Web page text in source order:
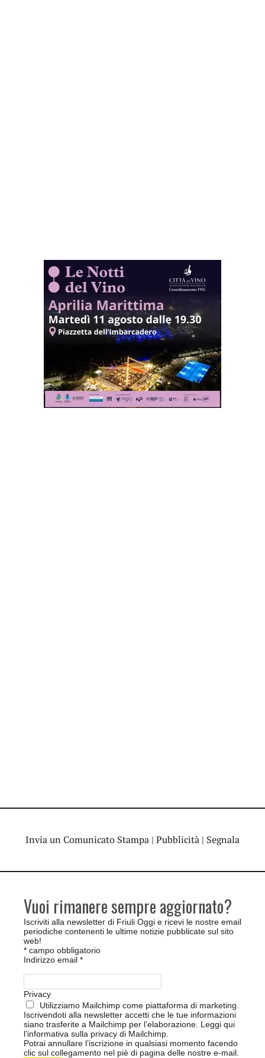
Invia un Comunicato Stampa | Pubblicità | Segnala
Vuoi rimanere sempre aggiornato?
Iscriviti alla newsletter di Friuli Oggi e ricevi le nostre email
periodiche contenenti le ultime notizie pubblicate sul sito
web!
* campo obbligatorio
Indirizzo email *
Privacy
Utilizziamo Mailchimp come piattaforma di marketing.
Iscrivendoti alla newsletter accetti che le tue informazioni
siano trasferite a Mailchimp per l’elaborazione. Leggi qui
l’informativa sulla privacy di Mailchimp
Potrai annullare l’iscrizione in qualsiasi momento facendo
clic sul collegamento nel piè di pagina delle nostre e-mail.